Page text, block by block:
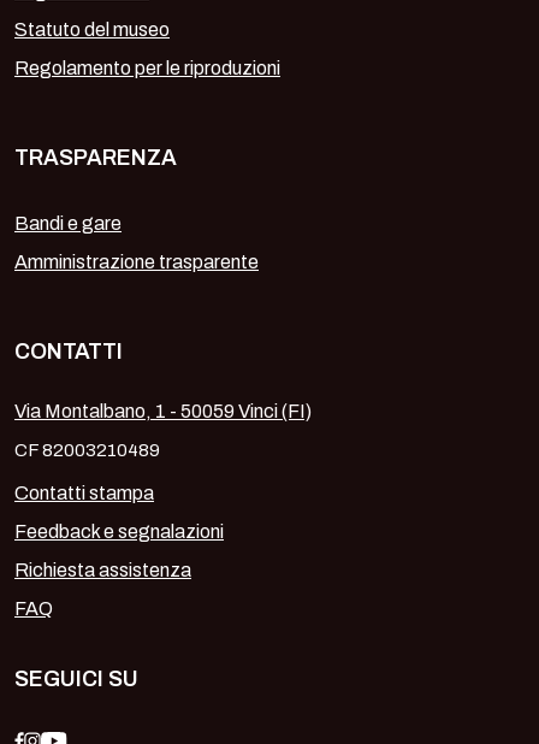
Statuto del museo
Regolamento per le riproduzioni
TRASPARENZA
Bandi e gare
Amministrazione trasparente
CONTATTI
Via Montalbano, 1 - 50059 Vinci (FI)
CF 82003210489
Contatti stampa
Feedback e segnalazioni
Richiesta assistenza
FAQ
SEGUICI SU